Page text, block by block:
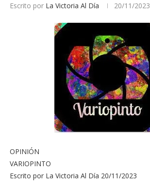
Escrito por La Victoria Al Día 20/11/2023
OPINIÓN
VARIOPINTO
Escrito por La Victoria Al Día 20/11/2023